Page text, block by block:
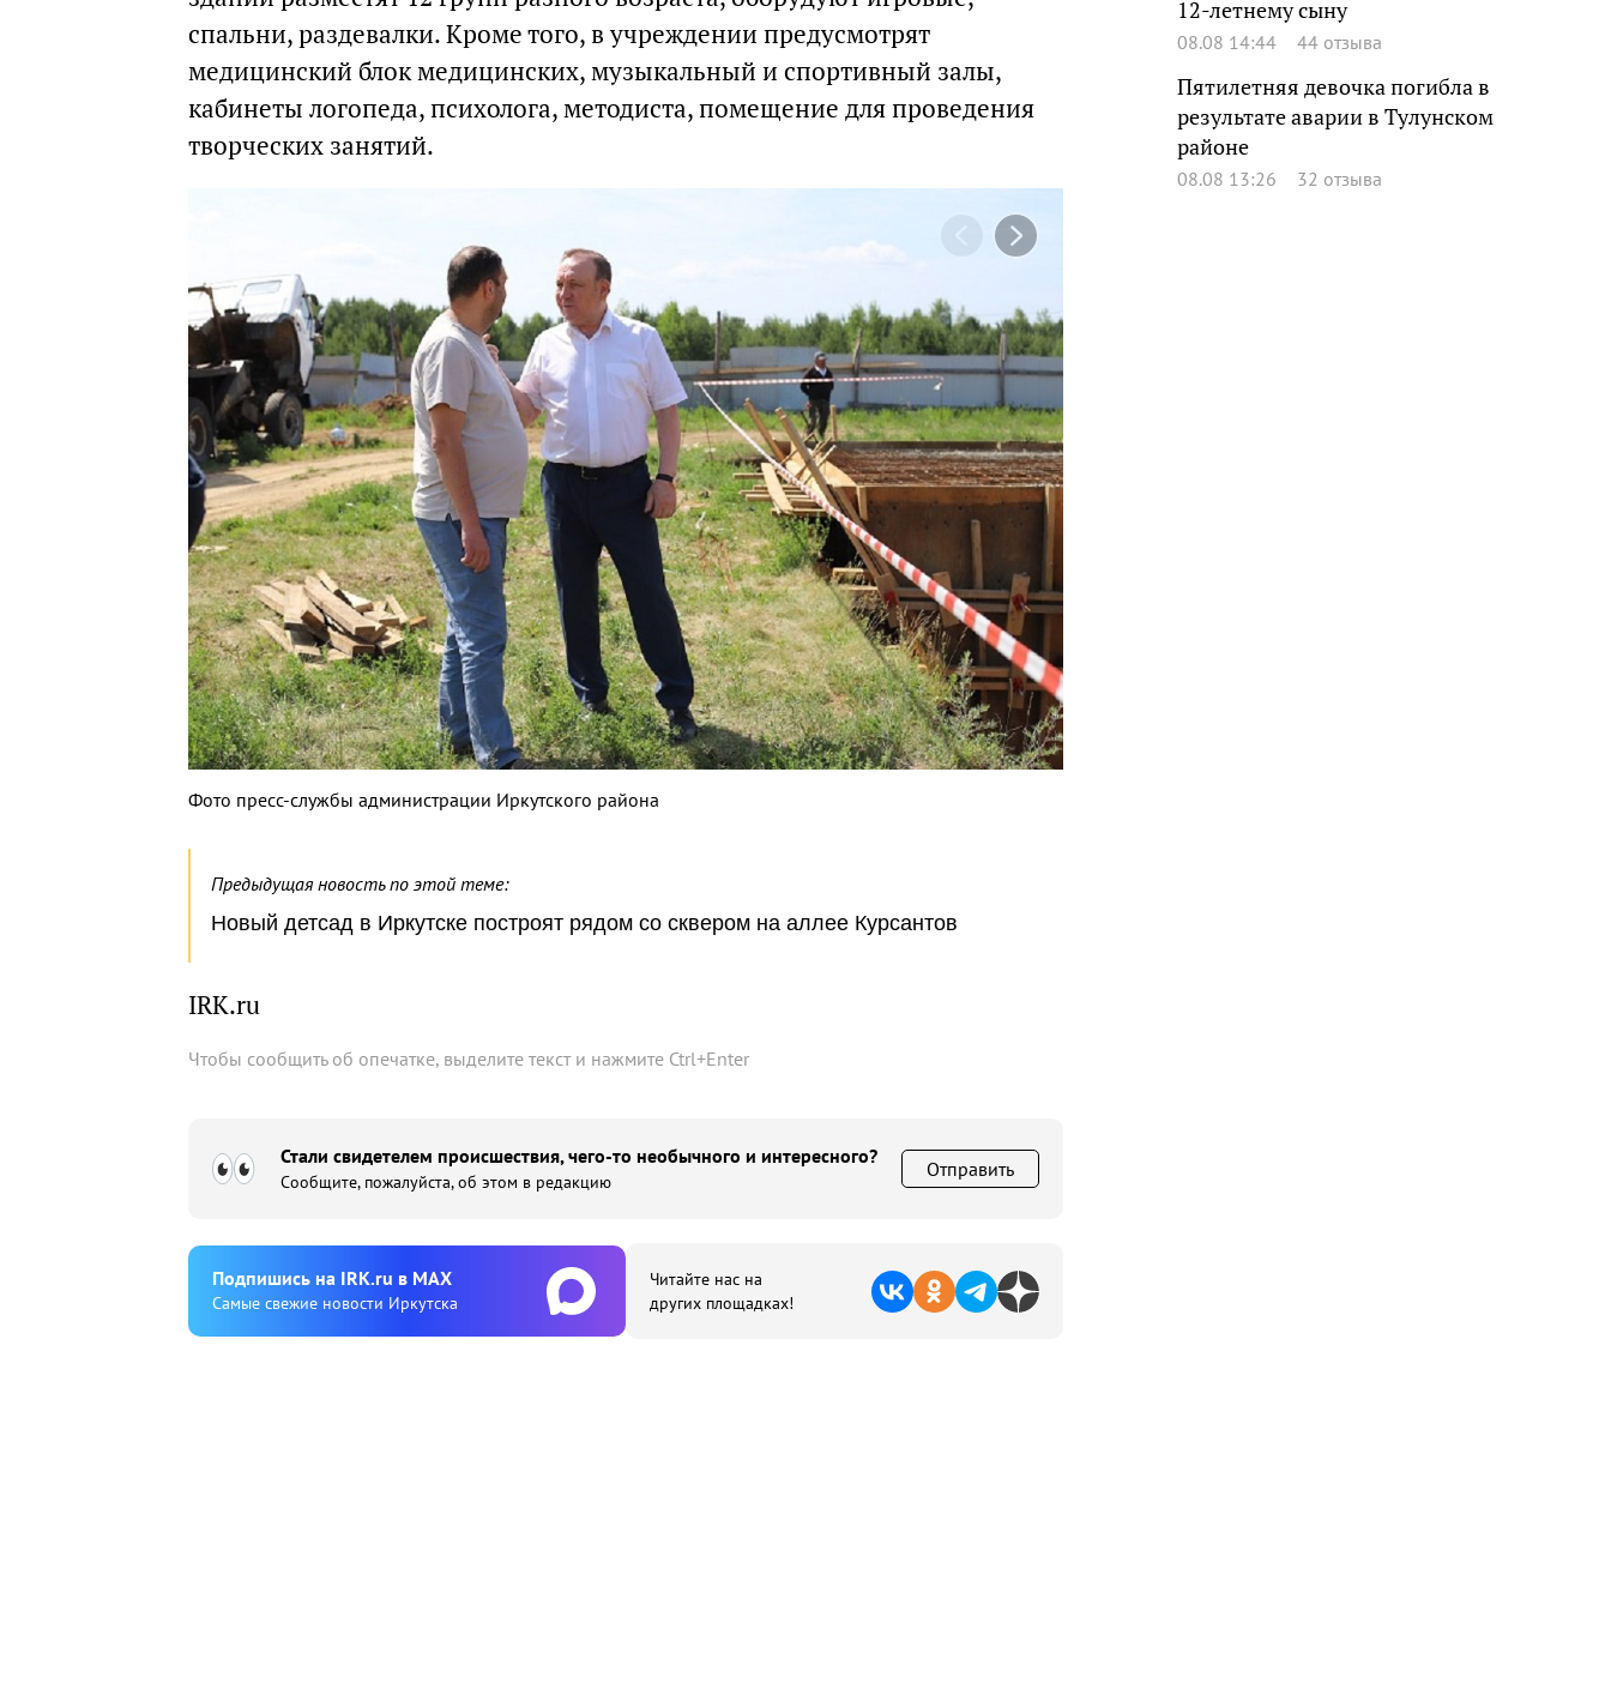
спальни, раздевалки. Кроме того, в учреждении предусмотрят
медицинский блок медицинских, музыкальный и спортивный залы,
кабинеты логопеда, психолога, методиста, помещение для проведения
творческих занятий.
Фото пресс-службы администрации Иркутского района
Предыдущая новость по этой теме:
Новый детсад в Иркутске построят рядом со сквером на аллее Курсантов
IRK.ru
Чтобы сообщить об опечатке, выделите текст и нажмите Ctrl+Enter
Стали свидетелем происшествия, чего-то необычного и интересного?
Сообщите, пожалуйста, об этом в редакцию
Отправить
Подпишиcь на IRK.ru в MAX
Cамые свежие новости Иркутска
Читайте нас на
других площадках!
12-летнему сыну
08.08 14:44 44 отзыва
Пятилетняя девочка погибла в
результате аварии в Тулунском
районе
08.08 13:26 32 отзыва